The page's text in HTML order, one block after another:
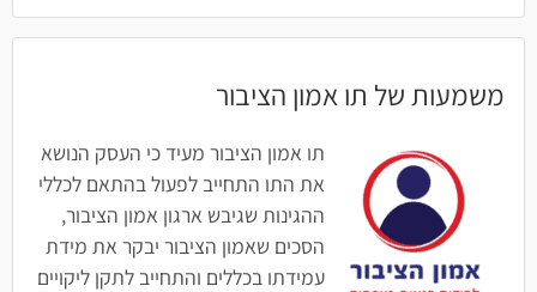
משמעות של תו אמון הציבור
תו אמון הציבור מעיד כי העסק הנושא
את התו התחייב לפעול בהתאם לכללי
ההגינות שגיבש ארגון אמון הציבור,
הסכים שאמון הציבור יבקר את מידת
עמידתו בכללים והתחייב לתקן ליקויים